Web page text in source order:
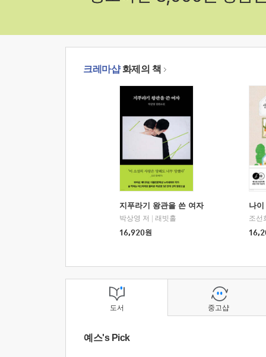
크레마샵화제의 책
지푸라기 왕관을 쓴 여자
박상영 저
래빗홀
16,920원
나
조선
도서
예스's Pick
중고샵